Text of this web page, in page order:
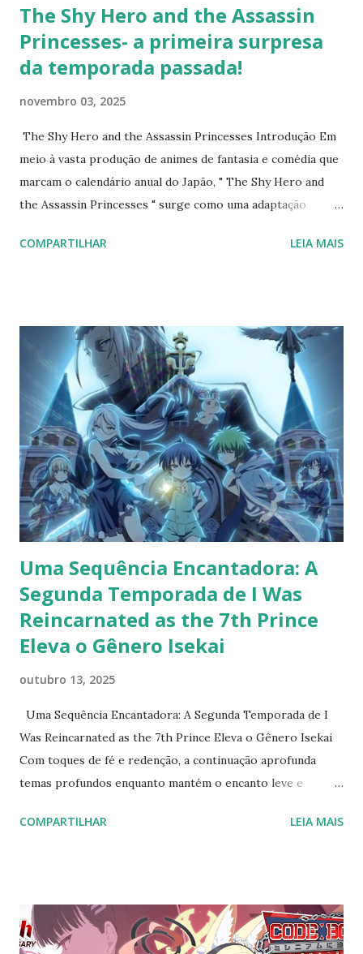
The Shy Hero and the Assassin
Princesses- a primeira surpresa
da temporada passada!
novembro 03, 2025
The Shy Hero and the Assassin Princesses Introdução Em
meio à vasta produção de animes de fantasia e comédia que
marcam o calendário anual do Japão, " The Shy Hero and
the Assassin Princesses " surge como uma adaptação
leve e dinâmicas de personagens inesperadas. Lançado na
em fontes como Anime News Network , MyAnimeList e
IMDb , esta matéria examina os aspectos principais da
série, destacando sua recepção positiva entre os fãs de
narrativas descontraídas. Sinopse O herói Toto é um
aventureiro extremamente poderoso, mas sua timidez
extrema o impede de formar um grupo, deixando-o preso
na cidade inicial de sua jornada. Um dia, três belas mulheres
– Ciel , Anemone e Goa – se aproximam dele para formar
uma party. No entanto, elas são assassinas secretas com a
miss...
COMPARTILHAR LEIA MAIS
Uma Sequência Encantadora: A
Segunda Temporada de I Was
Reincarnated as the 7th Prince
Eleva o Gênero Isekai
outubro 13, 2025
Uma Sequência Encantadora: A Segunda Temporada de I
Was Reincarnated as the 7th Prince Eleva o Gênero Isekai
Com toques de fé e redenção, a continuação aprofunda
temas profundos enquanto mantém o encanto leve e
isekai continua a dominar as telas de anime, a segunda
Kimama ni Majutsu wo Kiwamemasu 2nd Season ) se destaca
como uma produção que equilibra entretenimento
COMPARTILHAR LEIA MAIS